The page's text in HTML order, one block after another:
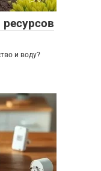
и воду?